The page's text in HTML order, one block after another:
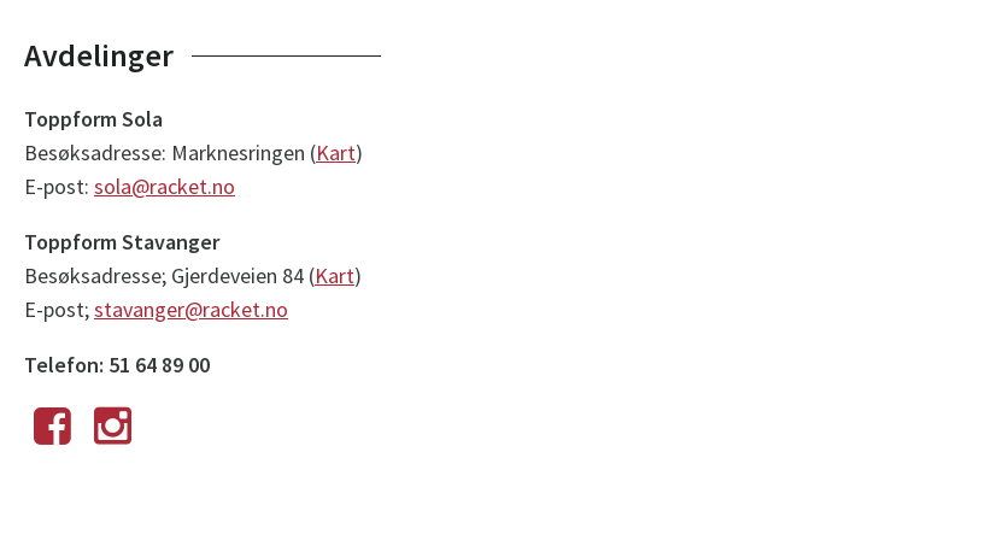
Avdelinger
Toppform Sola
Besøksadresse: Marknesringen (Kart)
E-post: sola@racket.no
Toppform Stavanger
Besøksadresse; Gjerdeveien 84 (Kart)
E-post;stavanger@racket.no
Telefon: 51 64 89 00